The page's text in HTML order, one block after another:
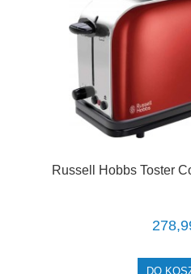
Russell Hobbs Toster
DO